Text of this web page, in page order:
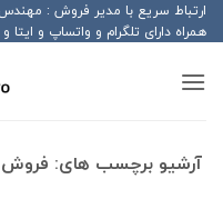
Skip
to
content
همراه دارای تلگرام و واتساپ و ایتا
آرشیو برچسب های: فروش